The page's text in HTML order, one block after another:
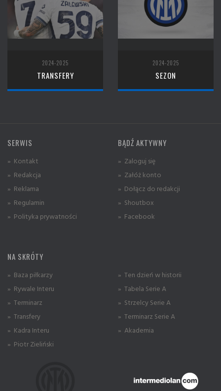
2024-2025
TRANSFERY
2024-2025
SEZON
SERWIS
» Kontakt
» Redakcja
» Reklama
» Regulamin
» Polityka prywatności
BĄDŹ AKTYWNY
» Zaloguj się
» Załóż konto
» Dołącz do redakcji
» Shoutbox
» Facebook
NA SKRÓTY
» Baza piłkarzy
» Rywale Interu
» Terminarz
» Transfery
» Kadra Interu
» Piotr Zieliński
» Ten dzień w historii
» Tabela Serie A
» Strzelcy Serie A
» Terminarz Serie A
» Akademia